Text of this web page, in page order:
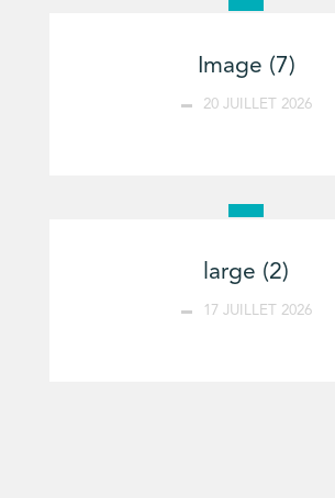
Image (7)
20 JUILLET 2026
large (2)
17 JUILLET 2026